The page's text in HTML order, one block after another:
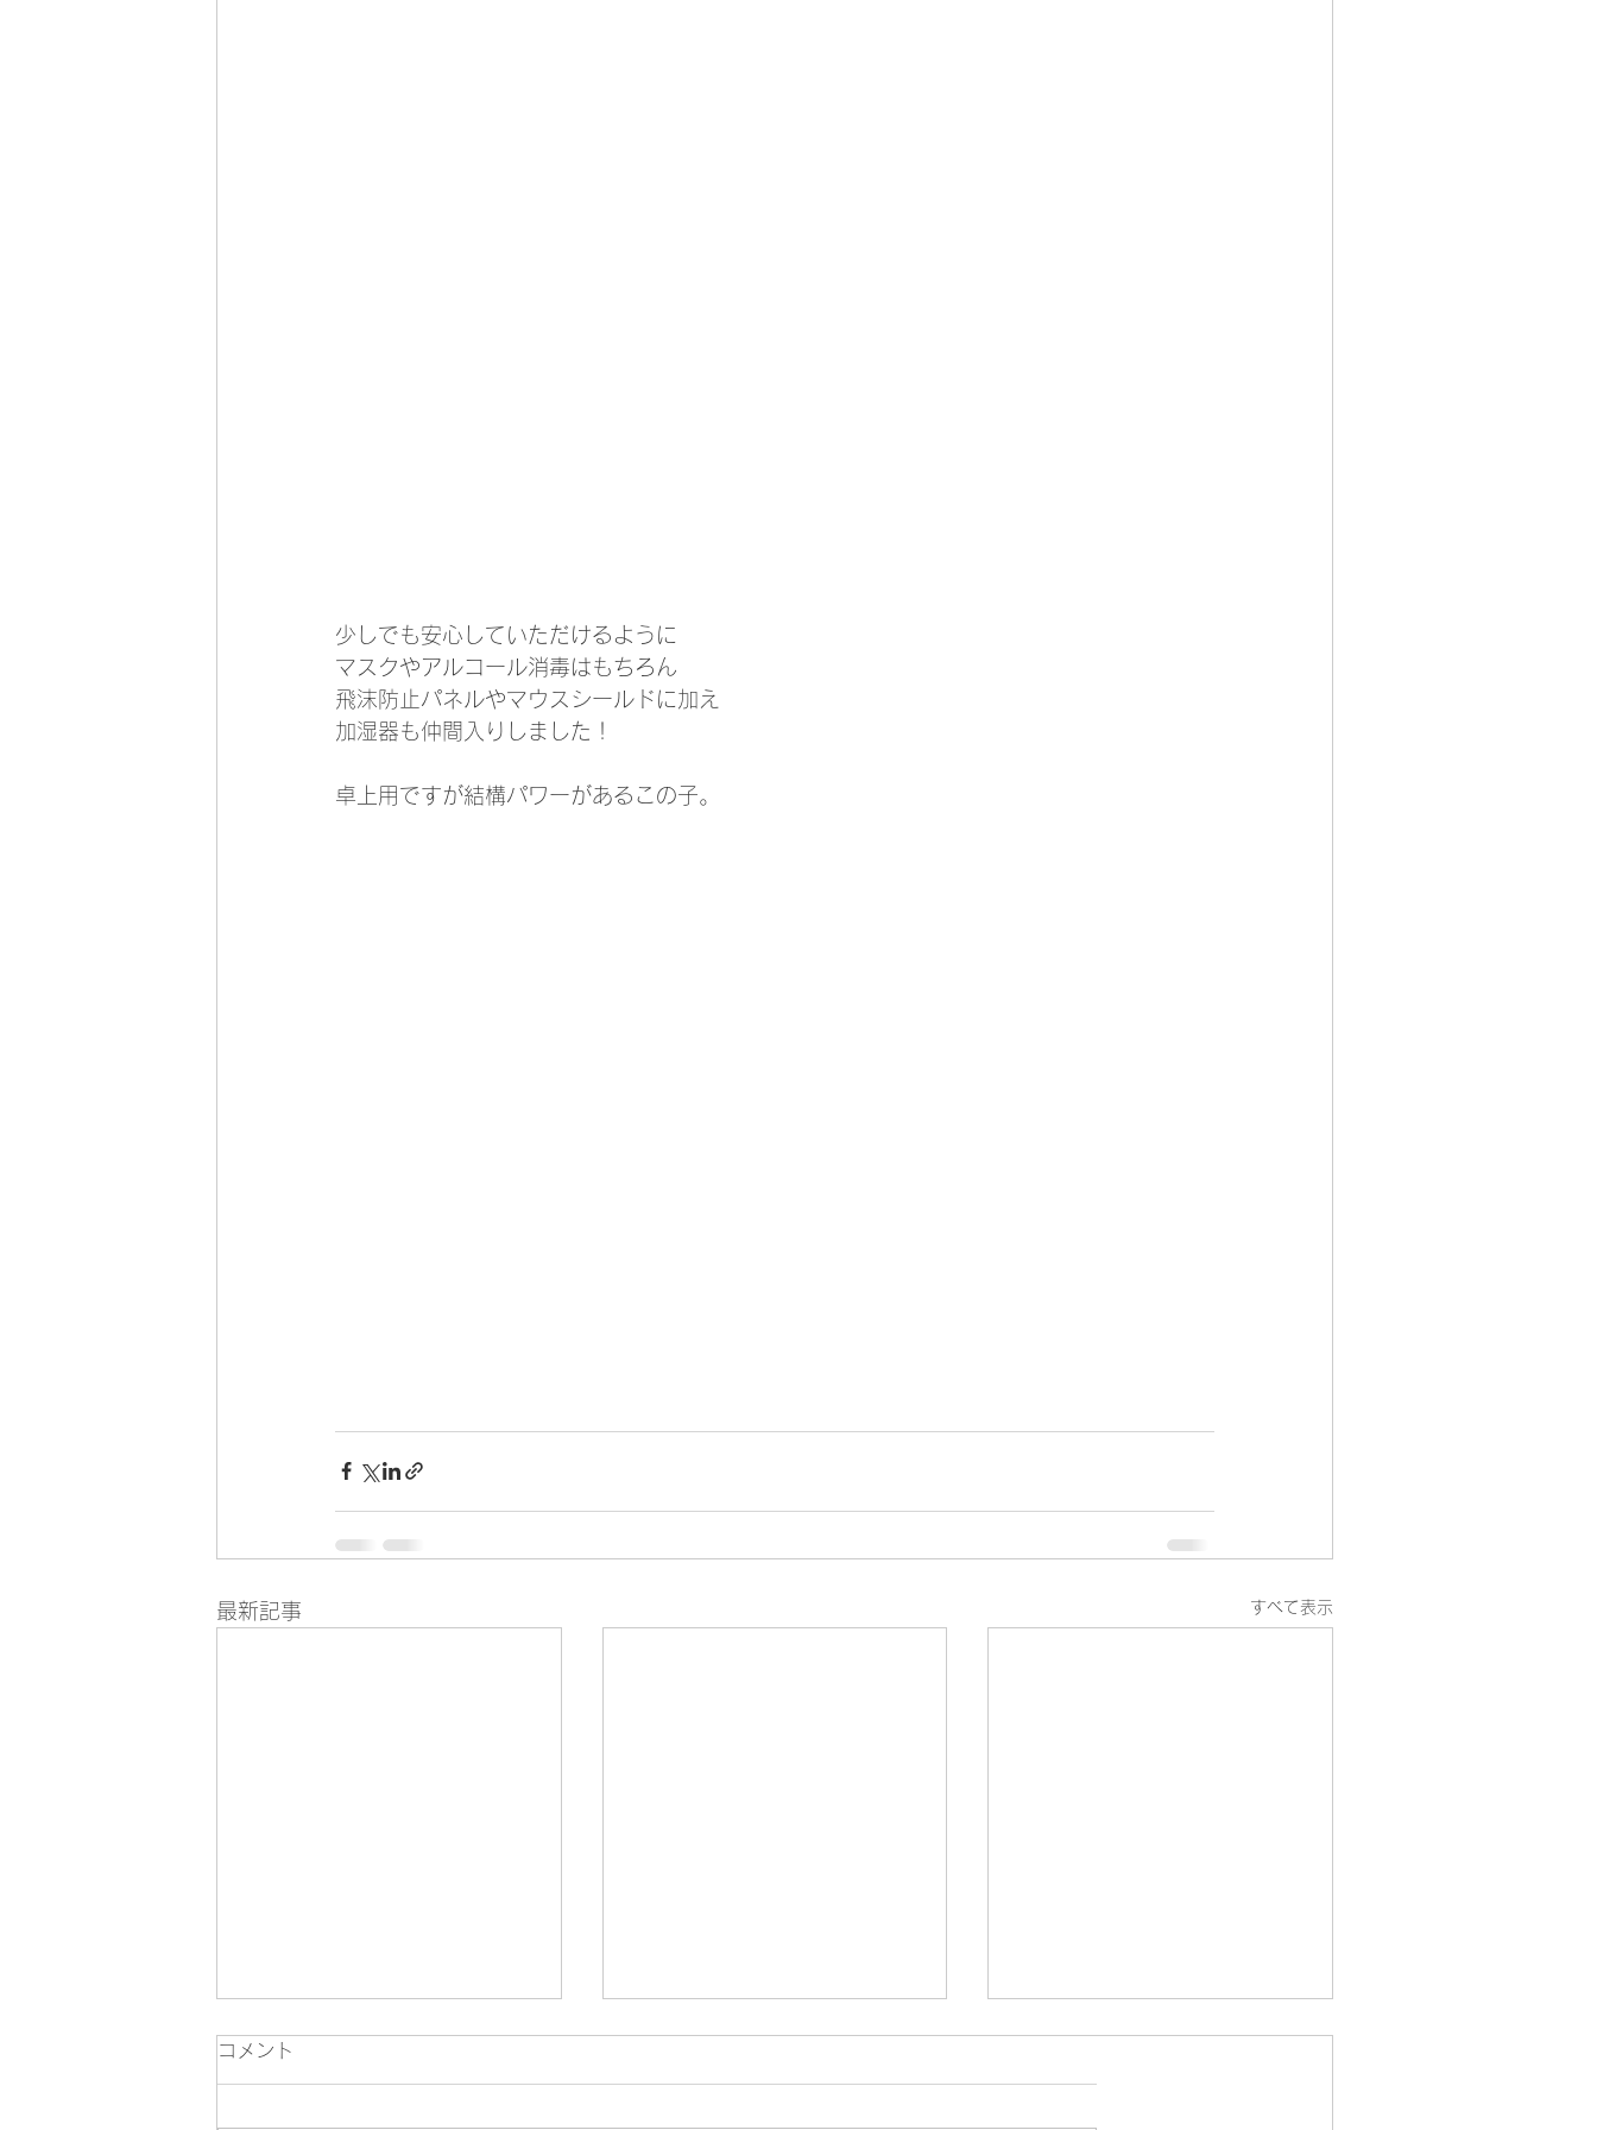
少しでも安心していただけるように
マスクやアルコール消毒はもちろん
飛沫防止パネルやマウスシールドに加え
加湿器も仲間入りしました！
卓上用ですが結構パワーがあるこの子。
最新記事 すべて表示
コメント